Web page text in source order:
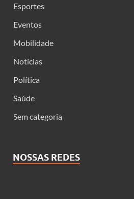
Esportes
Eventos
Mobilidade
Notícias
Política
Saúde
Sem categoria
NOSSAS REDES